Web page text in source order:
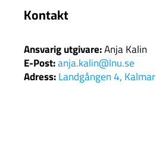
Kontakt
Ansvarig utgivare:Anja Kalin
E-Post:anja.kalin@lnu.se
Adress:Landgången 4, Kalmar